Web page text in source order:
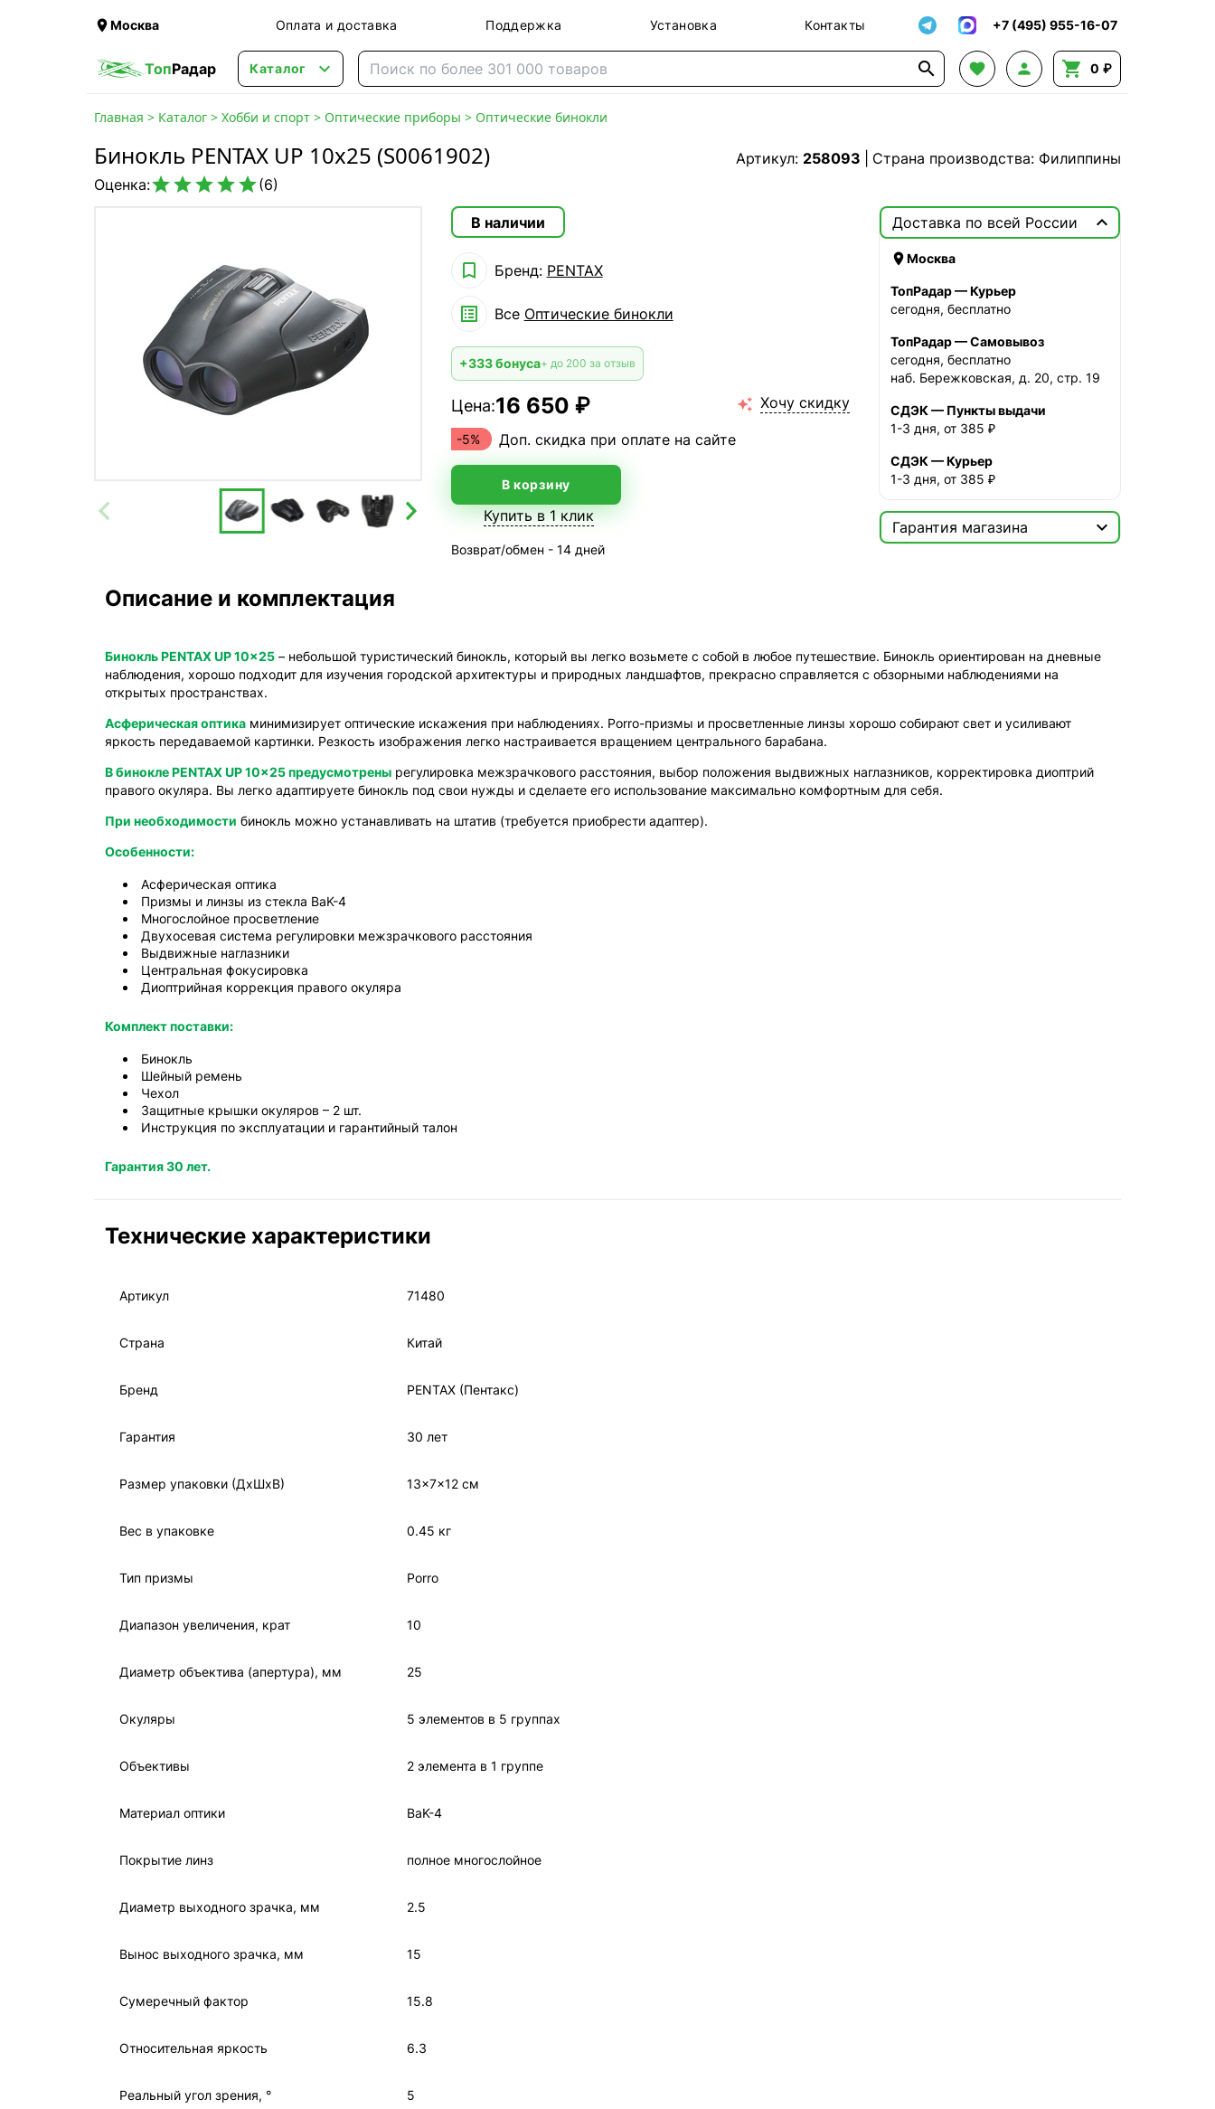
Москва Оплата и доставка Поддержка Установка Контакты +7 (495) 955-16-07
ТопРадар Каталог      0 ₽
Главная > Каталог > Хобби и спорт > Оптические приборы > Оптические бинокли
Бинокль PENTAX UP 10x25 (S0061902) Артикул: 258093
Страна производства: Филиппины
Оценка:(6)
В наличии
 Бренд: PENTAX
 Все Оптические бинокли
+333 бонуса+ до 200 за отзыв
Цена:16 650 ₽  Хочу скидку
-5% Доп. скидка при оплате на сайте
В корзину
Купить в 1 клик
Возврат/обмен - 14 дней
Доставка по всей России 
Москва
ТопРадар — Курьер
сегодня, бесплатно
ТопРадар — Самовывоз
сегодня, бесплатно
наб. Бережковская, д. 20, стр. 19
СДЭК — Пункты выдачи
1-3 дня, от 385 ₽
СДЭК — Курьер
1-3 дня, от 385 ₽
Гарантия магазина

Описание и комплектация
Бинокль PENTAX UP 10x25 – небольшой туристический бинокль, который вы легко возьмете с собой в любое путешествие. Бинокль ориентирован на дневные
наблюдения, хорошо подходит для изучения городской архитектуры и природных ландшафтов, прекрасно справляется с обзорными наблюдениями на
открытых пространствах.
Асферическая оптика минимизирует оптические искажения при наблюдениях. Porro-призмы и просветленные линзы хорошо собирают свет и усиливают
яркость передаваемой картинки. Резкость изображения легко настраивается вращением центрального барабана.
В бинокле PENTAX UP 10x25 предусмотрены регулировка межзрачкового расстояния, выбор положения выдвижных наглазников, корректировка диоптрий
правого окуляра. Вы легко адаптируете бинокль под свои нужды и сделаете его использование максимально комфортным для себя.
При необходимости бинокль можно устанавливать на штатив (требуется приобрести адаптер).
Особенности:
Асферическая оптика
Призмы и линзы из стекла BaK-4
Многослойное просветление
Двухосевая система регулировки межзрачкового расстояния
Выдвижные наглазники
Центральная фокусировка
Диоптрийная коррекция правого окуляра
Комплект поставки:
Бинокль
Шейный ремень
Чехол
Защитные крышки окуляров – 2 шт.
Инструкция по эксплуатации и гарантийный талон
Гарантия 30 лет.
Технические характеристики
Артикул 71480
Страна Китай
Бренд PENTAX (Пентакс)
Гарантия 30 лет
Размер упаковки (ДxШxВ) 13x7x12 см
Вес в упаковке 0.45 кг
Тип призмы Porro
Диапазон увеличения, крат 10
Диаметр объектива (апертура), мм 25
Окуляры 5 элементов в 5 группах
Объективы 2 элемента в 1 группе
Материал оптики BaK-4
Покрытие линз полное многослойное
Диаметр выходного зрачка, мм 2.5
Вынос выходного зрачка, мм 15
Сумеречный фактор 15.8
Относительная яркость 6.3
Реальный угол зрения, ° 5